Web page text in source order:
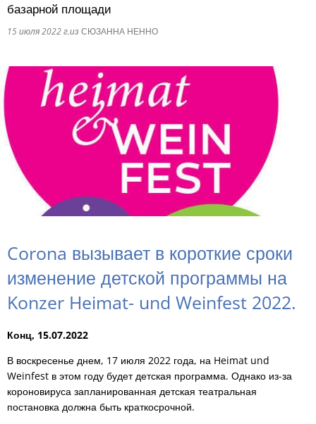
базарной площади
15 июля 2022 г.изСЮЗАННА НЕННО
Corona вызывает в короткие сроки
изменение детской программы на
Konzer Heimat- und Weinfest 2022.
Конц, 15.07.2022
В воскресенье днем, 17 июля 2022 года, на Heimat und
Weinfest в этом году будет детская программа. Однако из-за
короновируса запланированная детская театральная
постановка должна быть краткосрочной.